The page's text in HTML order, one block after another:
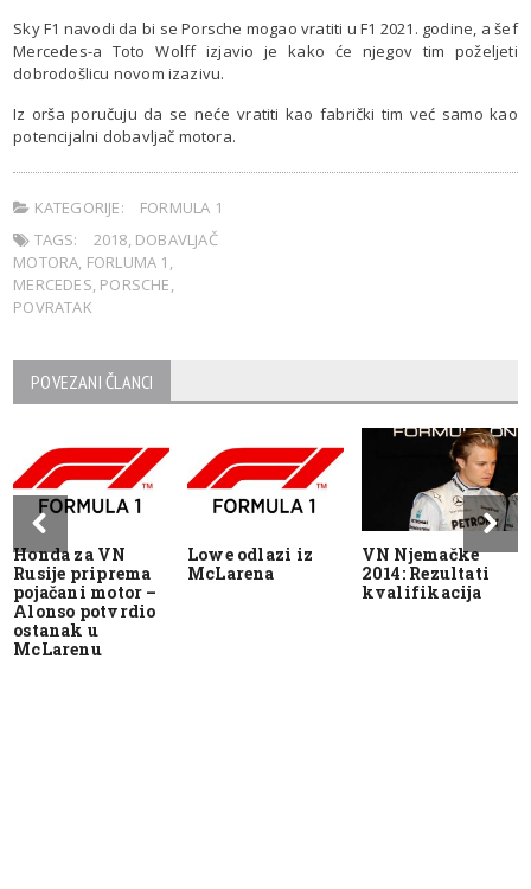
Sky F1 navodi da bi se Porsche mogao vratiti u F1 2021. godine, a šef
Mercedes-a Toto Wolff izjavio je kako će njegov tim poželjeti
dobrodošlicu novom izazivu.
Iz orša poručuju da se neće vratiti kao fabrički tim već samo kao
potencijalni dobavljač motora.
KATEGORIJE:
FORMULA 1
TAGS:
2018, DOBAVLJAČ
MOTORA, FORLUMA 1 ,
MERCEDES, PORSCHE,
POVRATAK
POVEZANI ČLANCI
Honda za VN
Rusije priprema
pojačani motor –
Alonso potvrdio
ostanak u
McLarenu
Lowe odlazi iz
McLarena
VN Njemačke
2014: Rezultati
kvalifikacija